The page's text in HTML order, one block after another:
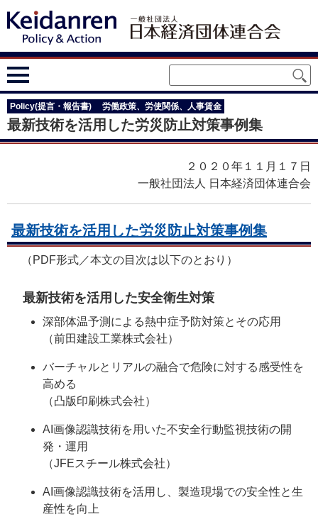
Policy(提言・報告書) 労働政策、労使関係、人事賃金
最新技術を活用した労災防止対策事例集
２０２０年１１月１７日
一般社団法人 日本経済団体連合会
最新技術を活用した労災防止対策事例集
（PDF形式／本文の目次は以下のとおり）
最新技術を活用した安全衛生対策
深部体温予測による熱中症予防対策とその応用
（前田建設工業株式会社）
バーチャルとリアルの融合で危険に対する感受性を
高める
（凸版印刷株式会社）
AI画像認識技術を用いた不安全行動監視技術の開
発・運用
（JFEスチール株式会社）
AI画像認識技術を活用し、製造現場での安全性と生
産性を向上